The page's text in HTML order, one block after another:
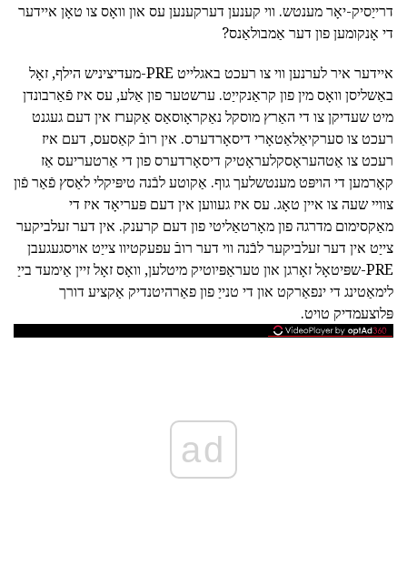
דרייַסיק-יאָר מענטש. ווי קענען דערקענען עס און וואָס צו טאָן איידער
די אָנקומען פון דער אַמבולאַנס?
איידער איר לערנען ווי צו רעכט באגלייט PRE-מעדיציניש הילף, זאָל
באַשליסן וואָס מין פון קראַנקייַט. ערשטער פון אַלע, עס איז פֿאַרבונדן
מיט שעדיקן צו די האַרץ מוסקל נאַקראָוסאַס אַקערז אין דעם געגנט
רעכט צו סערקיאַלאַטאָרי דיסאָרדערס. אין רובֿ קאַסעס, דעם איז
רעכט צו אַטהעראָסקלעראָטיק דיסאָרדערס פון די אַרטעריעס אַז
קאָרמען די הויפּט מענטשלעך גוף. אַקוטע לבֿנה טיפּיקלי לאַסץ פֿאַר פֿון
צוויי שעה צו איין טאָג. עס איז געווען אין דעם פּעריאָד איז די
מאַקסימום מדרגה פון מאָרטאַליטי פון דעם קרענק. אין דער זעלביקער
צייַט אין דער זעלביקער לבֿנה ווי דער רובֿ עפעקטיוו צייַט אויסגעגעבן
PRE-שפּיטאָל זאָרגן און טעראַפּיוטיק מיטלען, וואָס זאָל זיין אַימעד בייַ
לימאַטינג די ינפאַרקט און די טנייַ פון פאַרהיטנדיק אַקציע דורך
פּלוצעמדיק טויט.
ad